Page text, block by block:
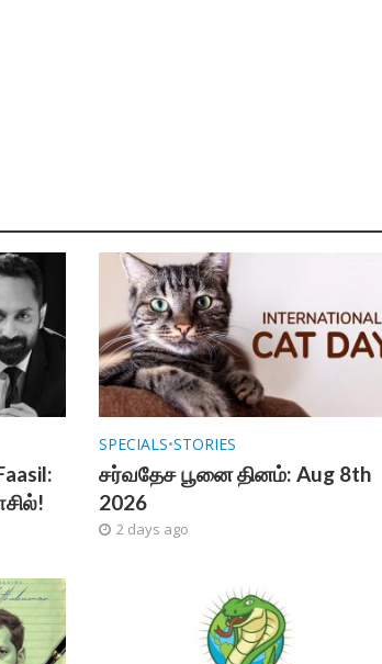
SPECIALS•STORIES
சர்வதேச பூனை தினம்: Aug 8th
2026
2 days ago